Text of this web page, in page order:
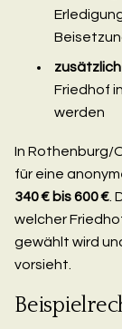
Friedhof
werden
In Rothenburg/
für eine
340 € bis 600 € .
welcher
gewählt wird
vorsieht.